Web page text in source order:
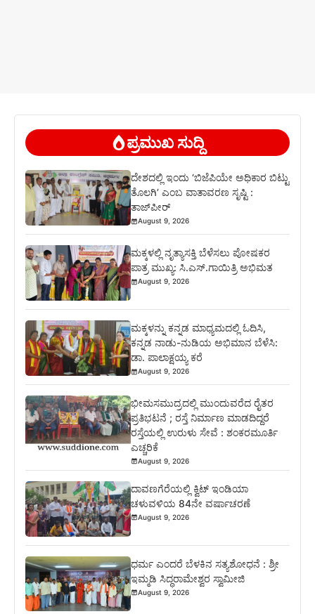
ಪ್ರಮುಖ ಸುದ್ದಿ
ದೇಶದಲ್ಲಿ ಇಂದು ‘ಬಿಜೆಪಿಯೇ ಅಧಿಕಾರ ಬಿಟ್ಟು
ತೊಲಗಿ’ ಎಂಬ ವಾತಾವರಣ ಸೃಷ್ಟಿ :
ತಾಜ್‌ಪೀರ್
August 9, 2026
ಮಕ್ಕಳಲ್ಲಿ ನೃತ್ಯಾಸಕ್ತಿ ಬೆಳೆಸಲು ಪೋಷಕರ
ಪಾತ್ರ ಮುಖ್ಯ: ಸಿ.ಎಸ್.ಗಾಯಿತ್ರಿ ಅಭಿಮತ
August 9, 2026
ಮಕ್ಕಳನ್ನು ಕನ್ನಡ ಮಾಧ್ಯಮದಲ್ಲಿ ಓದಿಸಿ,
ಕನ್ನಡ ನಾಡು-ನುಡಿಯ ಅಭಿಮಾನ ಬೆಳೆಸಿ:
ಡಾ. ಪಾಲಾಕ್ಷಯ್ಯ ಕರೆ
August 9, 2026
ಭೀಮಸಮುದ್ರದಲ್ಲಿ ಮುಂದುವರೆದ ರೈತರ
ಪ್ರತಿಭಟನೆ ; ರಸ್ತೆ ನಿರ್ಮಾಣ ಮಾಡದಿದ್ದರೆ
ರಸ್ತೆಯಲ್ಲಿ ಉರುಳು ಸೇವೆ : ಶಂಕರಮೂರ್ತಿ
ಎಚ್ಚರಿಕೆ
August 9, 2026
ದಾವಣಗೆರೆಯಲ್ಲಿ ಕ್ವಿಟ್ ಇಂಡಿಯಾ
ಚಳುವಳಿಯ 84ನೇ ವರ್ಷಾಚರಣೆ
August 9, 2026
ಧರ್ಮ ಎಂದರೆ ಬೆಳಕಿನ ಸತ್ಯಶೋಧನೆ : ಶ್ರೀ
ಇಮ್ಮಡಿ ಸಿದ್ಧರಾಮೇಶ್ವರ ಸ್ವಾಮೀಜಿ
August 9, 2026